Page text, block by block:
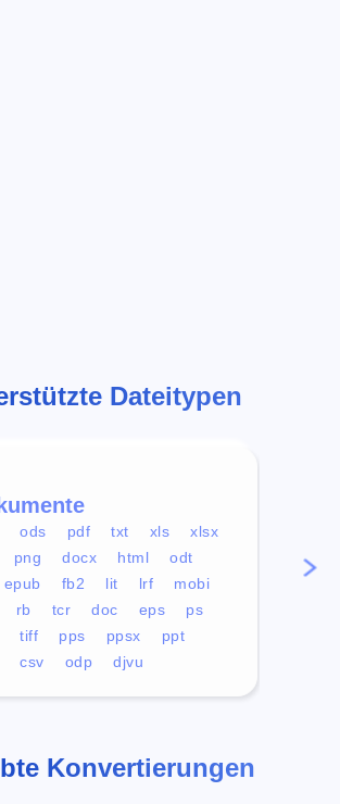
Dateitypen
ods pdf txt xls
xlsx
png docx html
odt
epub fb2 lit lrf
mobi
rb tcr doc eps
ps
tiff pps ppsx
ppt
csv odp djvu
mp4
Konvertierungen